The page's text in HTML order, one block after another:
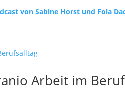
von Sabine Horst und Fola
Arbeit im